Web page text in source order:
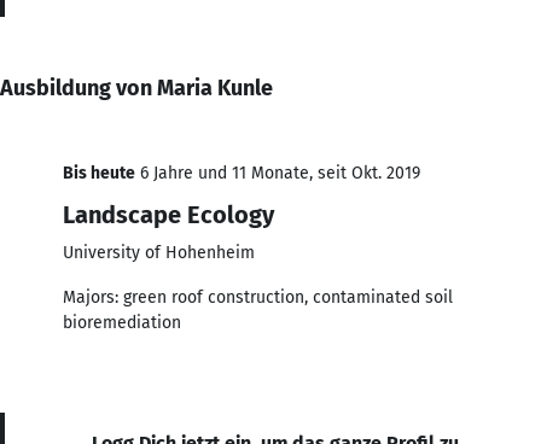
Ausbildung von Maria Kunle
Bis heute 6 Jahre und 11 Monate, seit Okt. 2019
Landscape Ecology
University of Hohenheim
Majors: green roof construction, contaminated soil
bioremediation